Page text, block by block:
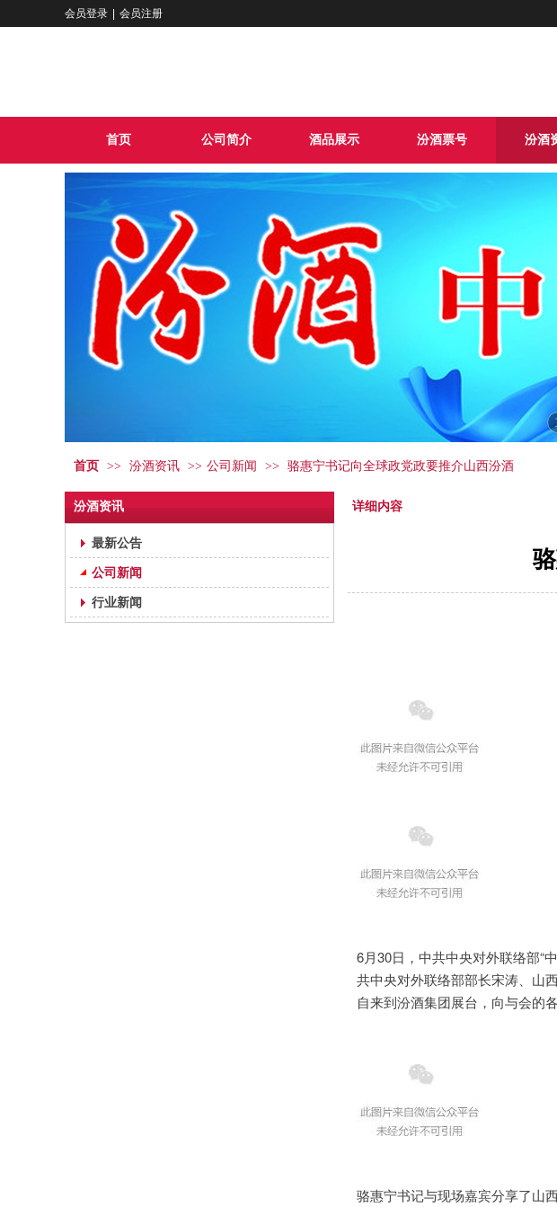
会员登录 会员注册
首页 公司简介 酒品展示 汾酒票号 汾酒
首页 >> 汾酒资讯 >> 公司新闻 >> 骆惠宁书记向全球政党政要推介山西汾酒
汾酒资讯
最新公告
公司新闻
行业新闻
详细内容
6月30日，中共中央对外联络部“
共中央对外联络部部长宋涛、山
自来到汾酒集团展台，向与会的
骆惠宁书记与现场嘉宾分享了山